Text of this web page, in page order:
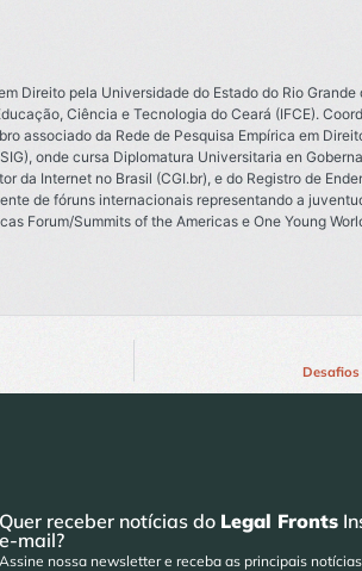
Direito pela Universidade do Estado do Rio
Ciência e Tecnologia do Ceará (IFCE).
associado da Rede de Pesquisa Empírica em
onde cursa Diplomatura Universitaria en
da Internet no Brasil (CGI.br), e do Registro de
de fóruns internacionais representando a
Forum/Summits of the Americas e One Young
Quer receber notícias do Legal Fronts
e-mail?
Assine nossa newsletter e receba as principais